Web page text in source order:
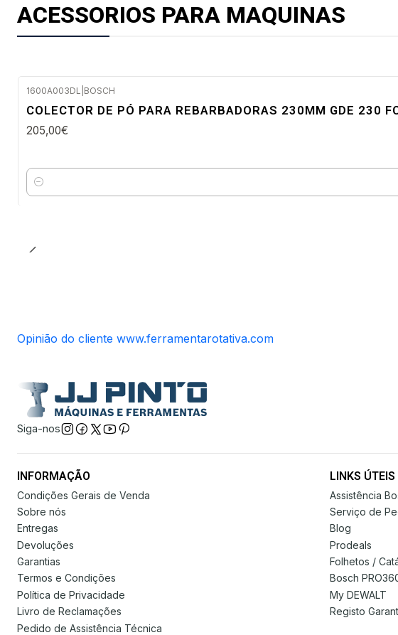
ACESSORIOS PARA MAQUINAS
1600A003DL BOSCH
COLECTOR DE PÓ PARA REBARBADORAS 230MM GDE 230
205,00€
Quantidade
Opinião do cliente www.ferramentarotativa.com
Siga-nos
INFORMAÇÃO
Condições Gerais de Venda
Sobre nós
Entregas
Devoluções
Garantias
Termos e Condições
Política de Privacidade
Livro de Reclamações
Pedido de Assistência Técnica
LINKS ÚTEIS
Assistência
Serviço de
Blog
Prodeals
Folhetos /
Bosch
My DEWALT
Registo